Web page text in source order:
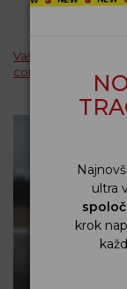
ultra
krok
Vaše skúsenosti s
control